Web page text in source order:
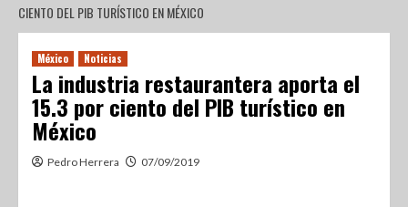
CIENTO DEL PIB TURÍSTICO EN MÉXICO
México Noticias
La industria restaurantera aporta el
15.3 por ciento del PIB turístico en
México
Pedro Herrera 07/09/2019